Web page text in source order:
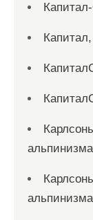
альпинизма
альпинизма